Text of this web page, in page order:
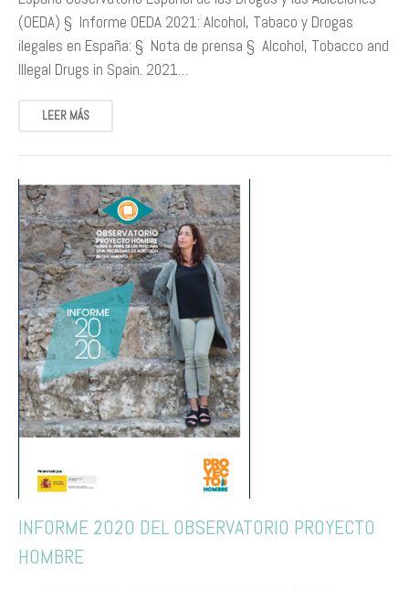
(OEDA) § Informe OEDA 2021: Alcohol, Tabaco y Drogas
ilegales en España: § Nota de prensa § Alcohol, Tobacco and
Illegal Drugs in Spain. 2021…
LEER MÁS
INFORME 2020 DEL OBSERVATORIO PROYECTO
HOMBRE